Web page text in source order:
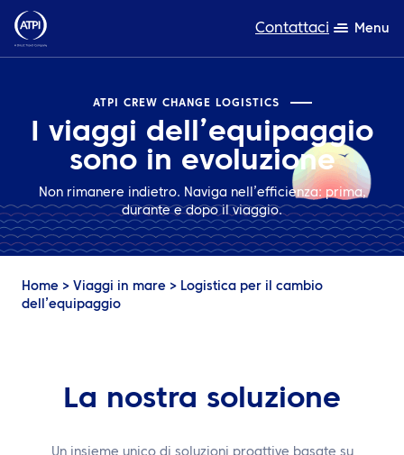
Contattaci Menu
Competenza
Prodotti
Chi siamo
TravelHub Login
ATPI CREW CHANGE LOGISTICS
I viaggi dell’equipaggio
sono in evoluzione
Non rimanere indietro. Naviga nell’efficienza: prima,
durante e dopo il viaggio.
Home > Viaggi in mare > Logistica per il cambio
dell’equipaggio
La nostra soluzione
Un insieme unico di soluzioni proattive basate su